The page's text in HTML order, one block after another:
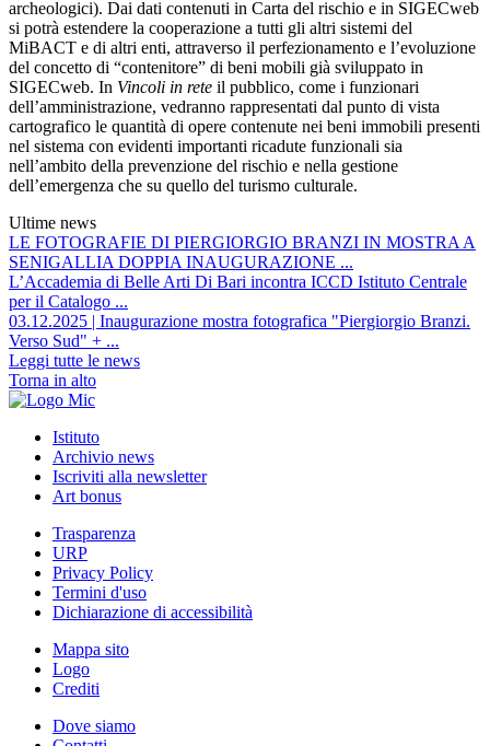
archeologici). Dai dati contenuti in Carta del rischio e in SIGECweb
si potrà estendere la cooperazione a tutti gli altri sistemi del
MiBACT e di altri enti, attraverso il perfezionamento e l’evoluzione
del concetto di “contenitore” di beni mobili già sviluppato in
SIGECweb. In Vincoli in rete il pubblico, come i funzionari
dell’amministrazione, vedranno rappresentati dal punto di vista
cartografico le quantità di opere contenute nei beni immobili presenti
nel sistema con evidenti importanti ricadute funzionali sia
nell’ambito della prevenzione del rischio e nella gestione
dell’emergenza che su quello del turismo culturale.
Ultime news
LE FOTOGRAFIE DI PIERGIORGIO BRANZI IN MOSTRA A
SENIGALLIA DOPPIA INAUGURAZIONE ...
L’Accademia di Belle Arti Di Bari incontra ICCD Istituto Centrale
per il Catalogo ...
03.12.2025 | Inaugurazione mostra fotografica "Piergiorgio Branzi.
Verso Sud" + ...
Leggi tutte le news
Torna in alto
Istituto
Archivio news
Iscriviti alla newsletter
Art bonus
Trasparenza
URP
Privacy Policy
Termini d'uso
Dichiarazione di accessibilità
Mappa sito
Logo
Crediti
Dove siamo